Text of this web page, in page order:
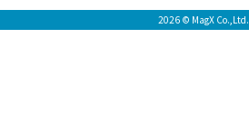
2026 © MagX Co.,Ltd.